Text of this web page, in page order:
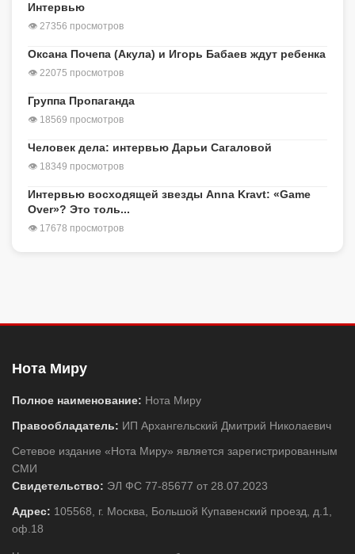
Интервью
👁 27356 просмотров
Оксана Почепа (Акула) и Игорь Бабаев ждут ребенка
👁 22075 просмотров
Группа Пропаганда
👁 18569 просмотров
Человек дела: интервью Дарьи Сагаловой
👁 18349 просмотров
Интервью восходящей звезды Anna Kravt: «Game
Over»? Это толь...
👁 17678 просмотров
Нота Миру
Полное наименование: Нота Миру
Правообладатель: ИП Архангельский Дмитрий Николаевич
Сетевое издание «Нота Миру» является зарегистрированным
СМИ
Свидетельство: ЭЛ ФС 77-85677 от 28.07.2023
Адрес: 105568, г. Москва, Большой Купавенский проезд, д.1,
оф.18